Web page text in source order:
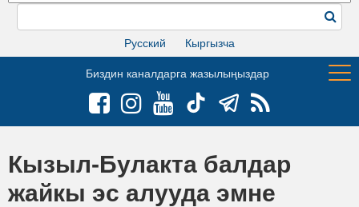
Русский Кыргызча
Биздин каналдарга жазылыңыздар
Кызыл-Булакта балдар
жайкы эс алууда эмне